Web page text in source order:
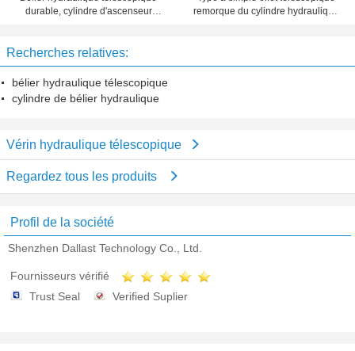
durable, cylindre d'ascenseur
remorque du cylindre hydraulique
Recherches relatives:
bélier hydraulique télescopique
cylindre de bélier hydraulique
Vérin hydraulique télescopique
Regardez tous les produits
Profil de la société
Shenzhen Dallast Technology Co., Ltd.
Fournisseurs vérifié
Trust Seal
Verified Suplier